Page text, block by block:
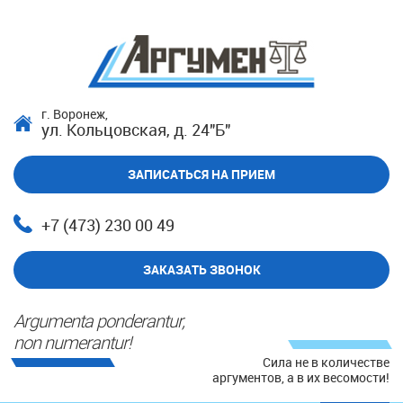
г. Воронеж,
ул. Кольцовская, д. 24"Б"
ЗАПИСАТЬСЯ НА ПРИЕМ
+7 (473) 230 00 49
ЗАКАЗАТЬ ЗВОНОК
Argumenta ponderantur,
non numerantur!
Сила не в количестве
аргументов, а в их весомости!